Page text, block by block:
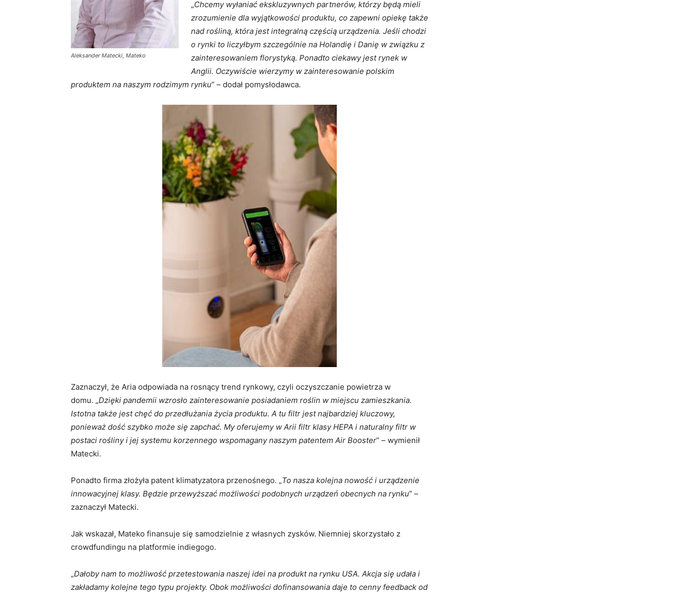
Aleksander Matecki, Mateko
„Chcemy wyłaniać ekskluzywnych partnerów, którzy będą mieli
zrozumienie dla wyjątkowości produktu, co zapewni opiekę także
nad rośliną, która jest integralną częścią urządzenia. Jeśli chodzi
o rynki to liczyłbym szczególnie na Holandię i Danię w związku z
zainteresowaniem florystyką. Ponadto ciekawyjest rynek w
Anglii. Oczywiście wierzymy w zainteresowanie polskim
produktem na naszym rodzimym rynku” – dodał pomysłodawca.
Zaznaczył, że Aria odpowiada na rosnący trend rynkowy, czyli oczyszczanie powietrza w
domu. „Dzięki pandemii wzrosło zainteresowanie posiadaniem roślin w miejscu zamieszkania.
Istotna także jest chęć do przedłużania życia produktu. A tu filtr jestnajbardziej kluczowy,
ponieważ dość szybko może się zapchać. My oferujemy w Arii filtr klasy HEPA i naturalny filtr w
postaci rośliny i jej systemu korzennego wspomagany naszym patentem Air Booster” – wymienił
Matecki.
Ponadto firma złożyła patent klimatyzatora przenośnego. „To nasza kolejna nowość i urządzenie
innowacyjnej klasy. Będzie przewyższać możliwości podobnych urządzeń obecnych na rynku” –
zaznaczył Matecki.
Jak wskazał, Mateko finansuje się samodzielnie z własnych zysków. Niemniej skorzystało z
crowdfundingu na platformie indiegogo.
„Dałoby nam to możliwość przetestowania naszej idei na produkt na rynku USA. Akcja się udała i
zakładamy kolejne tego typu projekty. Obok możliwości dofinansowania daje to cenny feedback od